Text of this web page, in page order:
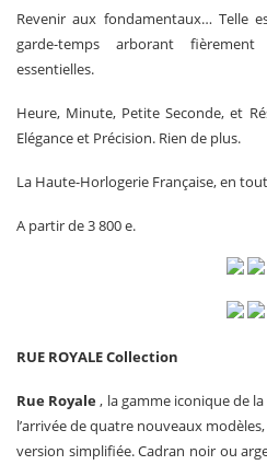
Revenir aux fondamentaux… Telle
garde-temps arborant
essentielles.
Heure, Minute, Petite Seconde, et
Elégance et Précision. Rien de plus.
La Haute-Horlogerie Française, en
A partir de 3 800 e.
RUE ROYALE Collection
Rue Royale, la gamme iconique de
l’arrivée de quatre nouveaux
version simplifiée. Cadran noir ou